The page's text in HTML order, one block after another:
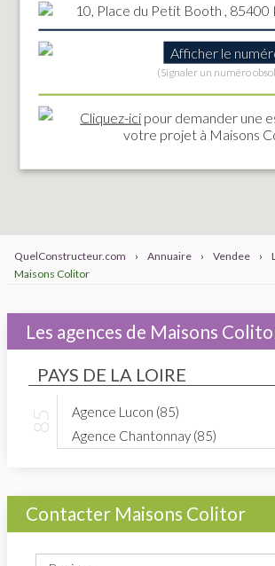
10, Place du Petit Booth , 85400
Afficher le
(Signaler un numéro
Cliquez-ici pour demander une
votre projet à Maisons
QuelConstructeur.com › Annuaire › Vendee ›
Maisons Colitor
Les agences de Maisons
PAYS DE LA LOIRE
Agence Lucon (85)
Agence Chantonnay (85)
Contacter Maisons Colitor